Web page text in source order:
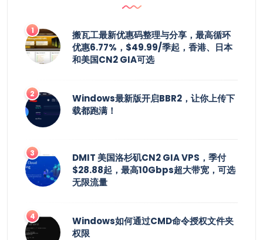
搬瓦工最新优惠码整理与分享，最高循环
优惠6.77%，$49.99/季起，香港、日本
和美国CN2 GIA可选
Windows最新版开启BBR2，让你上传下
载都跑满！
DMIT 美国洛杉矶CN2 GIA VPS，季付
$28.88起，最高10Gbps超大带宽，可选
无限流量
Windows如何通过CMD命令授权文件夹
权限